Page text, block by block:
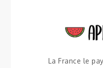
La France le